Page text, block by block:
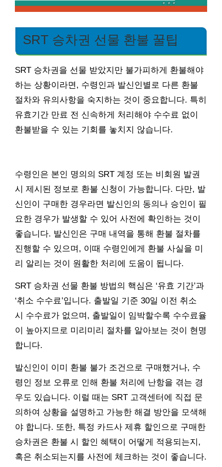
SRT 승차권 선물 환불 꿀팁
SRT 승차권을 선물 받았지만 불가피하게 환불해야
하는 상황이라면, 수령인과 발신인별로 다른 환불
절차와 유의사항을 숙지하는 것이 중요합니다. 특히
유효기간 만료 전 신속하게 처리해야 수수료 없이
환불받을 수 있는 기회를 놓치지 않습니다.
수령인은 본인 명의의 SRT 계정 또는 비회원 발권
시 제시된 정보로 환불 신청이 가능합니다. 다만, 발
신인이 구매한 경우라면 발신인의 동의나 승인이 필
요한 경우가 발생할 수 있어 사전에 확인하는 것이
좋습니다. 발신인은 구매 내역을 통해 환불 절차를
진행할 수 있으며, 이때 수령인에게 환불 사실을 미
리 알리는 것이 원활한 처리에 도움이 됩니다.
SRT 승차권 선물 환불 방법의 핵심은 ‘유효 기간’과
‘취소 수수료’입니다. 출발일 기준 30일 이전 취소
시 수수료가 없으며, 출발일이 임박할수록 수수료율
이 높아지므로 미리미리 절차를 알아보는 것이 현명
합니다.
발신인이 이미 환불 불가 조건으로 구매했거나, 수
령인 정보 오류로 인해 환불 처리에 난항을 겪는 경
우도 있습니다. 이럴 때는 SRT 고객센터에 직접 문
의하여 상황을 설명하고 가능한 해결 방안을 모색해
야 합니다. 또한, 특정 카드사 제휴 할인으로 구매한
승차권은 환불 시 할인 혜택이 어떻게 적용되는지,
혹은 취소되는지를 사전에 체크하는 것이 좋습니다.